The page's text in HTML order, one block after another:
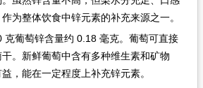
为整体饮食中锌元素的补充来源之一。​
葡萄锌含量约 0.18 毫克。葡萄可直接
。新鲜葡萄中含有多种维生素和矿物
，能在一定程度上补充锌元素。​